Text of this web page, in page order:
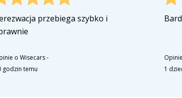
przebiega szybko i
o Wisecars-
godzin temu
1